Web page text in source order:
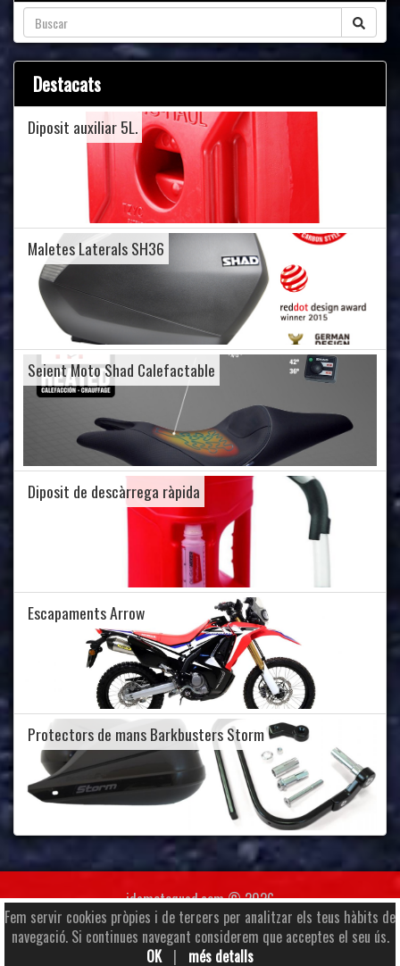
Destacats
Diposit auxiliar 5L.
Maletes Laterals SH36
Seient Moto Shad Calefactable
Diposit de descàrrega ràpida
Escapaments Arrow
Protectors de mans Barkbusters Storm
jdamotoquad.com © 2026
Av. Santa Coloma 38, Local 1, AD500 Andorra
+376 829 298|jdamotoquad@andorra.ad
| Copyrights|Informació duanera
Fem servir cookies pròpies i de tercers per analitzar els teus hàbits de
navegació. Si continues navegant considerem que acceptes el seu ús.
OK | més detalls